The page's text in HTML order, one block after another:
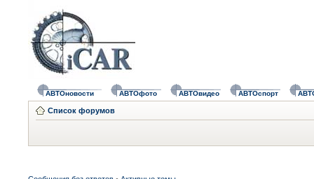
АВТОновости АВТОфото АВТОвидео АВТОспорт
Список форумов